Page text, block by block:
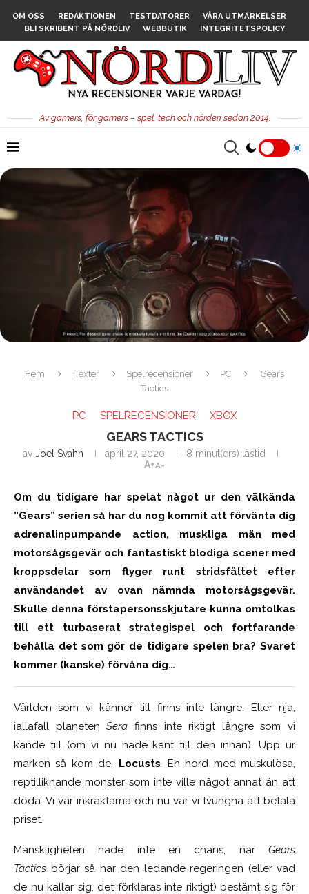
OM OSS REDAKTIONEN TESTDATORER
VÅRA UTMÄRKELSER
BLI SKRIBENT PÅ NÖRDLIV
WEBBUTIK INTEGRITETSPOLICY
Av gamers, för gamers – spel, tech och nörderi sedan 2014.
Hem Texter Spelrecensioner PC
Gears
Tactics
PC SPELRECENSIONER XBOX
GEARS TACTICS
av Joel Svahn april 27, 2020
8 minut(ers) lästid
A+A-
Om du tidigare har spelat något ur den välkända
”Gears” serien så har du nog kommit att förvänta dig
adrenalinpumpande action, muskliga män med
motorsågsgevär och fantastiskt blodiga scener med
kroppsdelar som flyger runt stridsfältet efter
användandet av ovan nämnda motorsågsgevär.
Skulle denna förstapersonsskjutare kunna omtolkas
till ett turbaserat strategispel och fortfarande
behålla det som gör de tidigare spelen bra? Svaret
kommer (kanske) förvåna dig…
Världen som vi känner till finns inte längre. Eller nja,
iallafall planetenSera finns inte riktigt längre som vi
kände till (om vi nu hade känt till den innan). Upp ur
marken så kom de, Locusts. En hord med muskulösa,
reptilliknande monster som inte ville något annat än att
döda. Vi var inkräktarna och nu var vi tvungna att betala
priset.
Mänskligheten hade inte en chans, när Gears
Tactics börjar så har den ledande regeringen (eller vad
de nu kallar sig, det förklaras inte riktigt) bestämt sig för